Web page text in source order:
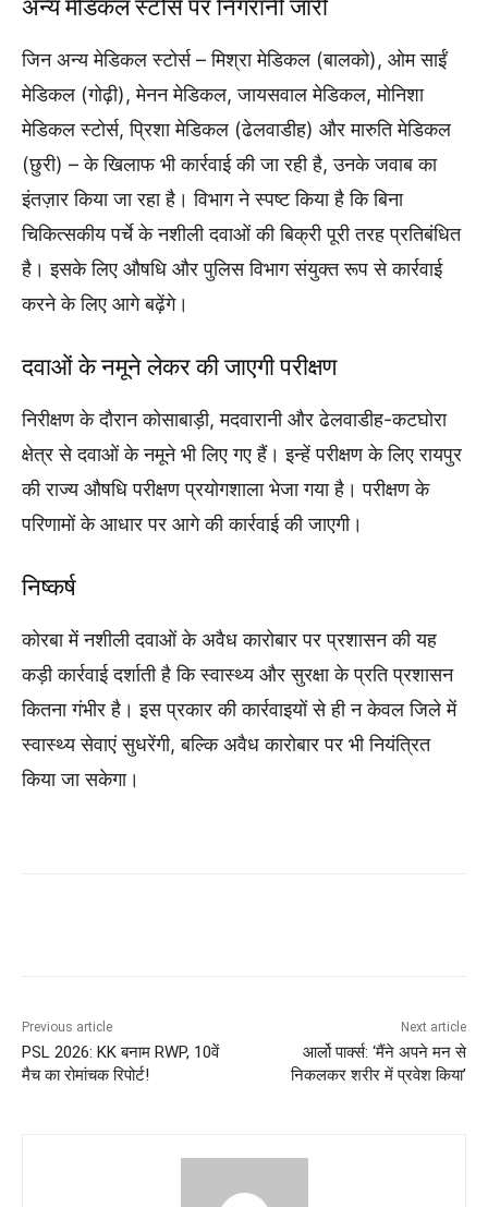
अन्य मेडिकल स्टोर्स पर निगरानी जारी
जिन अन्य मेडिकल स्टोर्स – मिश्रा मेडिकल (बालको), ओम साईं
मेडिकल (गोढ़ी), मेनन मेडिकल, जायसवाल मेडिकल, मोनिशा
मेडिकल स्टोर्स, प्रिशा मेडिकल (ढेलवाडीह) और मारुति मेडिकल
(छुरी) – के खिलाफ भी कार्रवाई की जा रही है, उनके जवाब का
इंतज़ार किया जा रहा है। विभाग ने स्पष्ट किया है कि बिना
चिकित्सकीय पर्चे के नशीली दवाओं की बिक्री पूरी तरह प्रतिबंधित
है। इसके लिए औषधि और पुलिस विभाग संयुक्त रूप से कार्रवाई
करने के लिए आगे बढ़ेंगे।
दवाओं के नमूने लेकर की जाएगी परीक्षण
निरीक्षण के दौरान कोसाबाड़ी, मदवारानी और ढेलवाडीह-कटघोरा
क्षेत्र से दवाओं के नमूने भी लिए गए हैं। इन्हें परीक्षण के लिए रायपुर
की राज्य औषधि परीक्षण प्रयोगशाला भेजा गया है। परीक्षण के
परिणामों के आधार पर आगे की कार्रवाई की जाएगी।
निष्कर्ष
कोरबा में नशीली दवाओं के अवैध कारोबार पर प्रशासन की यह
कड़ी कार्रवाई दर्शाती है कि स्वास्थ्य और सुरक्षा के प्रति प्रशासन
कितना गंभीर है। इस प्रकार की कार्रवाइयों से ही न केवल जिले में
स्वास्थ्य सेवाएं सुधरेंगी, बल्कि अवैध कारोबार पर भी नियंत्रित
किया जा सकेगा।
Previous article
PSL 2026: KK बनाम RWP, 10वें
मैच का रोमांचक रिपोर्ट!
Next article
आर्लो पार्क्स: ‘मैंने अपने मन से
निकलकर शरीर में प्रवेश किया’